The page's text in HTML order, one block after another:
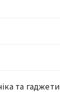
та гаджети